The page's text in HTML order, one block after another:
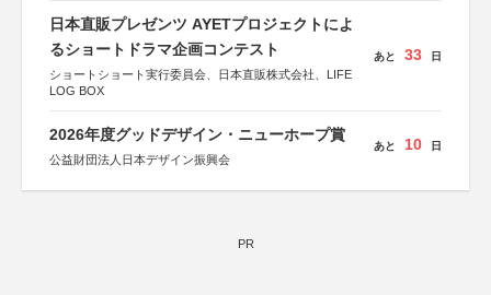
日本直販プレゼンツ AYETプロジェクトによ
るショートドラマ企画コンテスト
ショートショート実行委員会、日本直販株式会社、LIFE
LOG BOX
あと 33 日
2026年度グッドデザイン・ニューホープ賞
公益財団法人日本デザイン振興会
あと 10 日
PR